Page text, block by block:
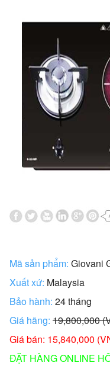
Mã sản phẩm: Giovani
Xuất xứ: Malaysia
Bảo hành: 24 tháng
Giá hãng: 19,800,000
Giá bán: 15,840,000
ĐẶT HÀNG ONLINE